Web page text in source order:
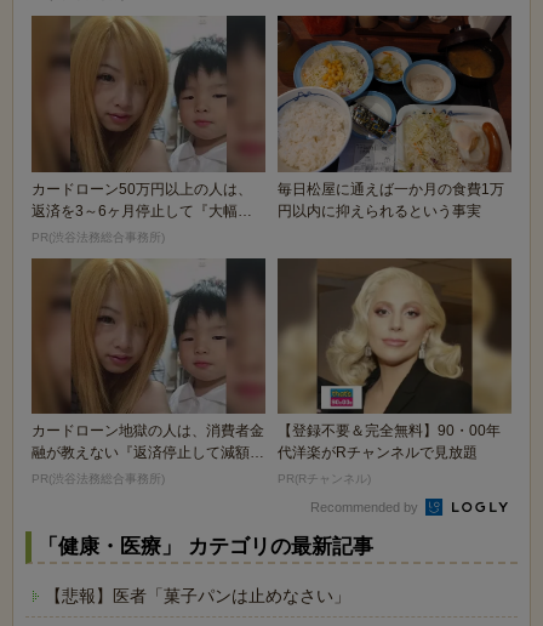
カードローン50万円以上の人は、
返済を3～6ヶ月停止して『大幅に
減額してから返済...
PR(渋谷法務総合事務所)
毎日松屋に通えば一か月の食費1万
円以内に抑えられるという事実
カードローン地獄の人は、消費者金
融が教えない『返済停止して減額・
免除する方法』で...
PR(渋谷法務総合事務所)
【登録不要＆完全無料】90・00年
代洋楽がRチャンネルで見放題
PR(Rチャンネル)
Recommended by
「健康・医療」 カテゴリの最新記事
【悲報】医者「菓子パンは止めなさい」